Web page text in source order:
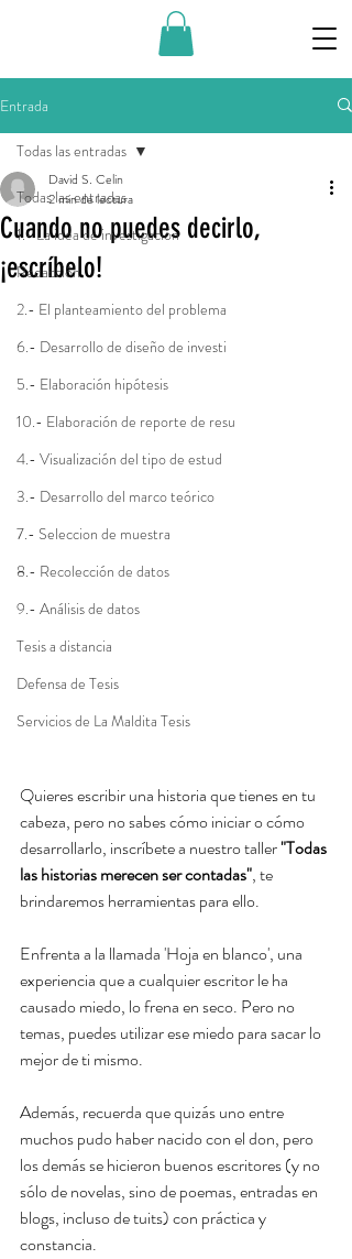
Entrada
Todas las entradas
1.- La idea de investigación
Redacción
2.- El planteamiento del problema
6.- Desarrollo de diseño de investi
5.- Elaboración hipótesis
10.- Elaboración de reporte de resu
4.- Visualización del tipo de estud
3.- Desarrollo del marco teórico
7.- Seleccion de muestra
8.- Recolección de datos
9.- Análisis de datos
Tesis a distancia
Defensa de Tesis
Servicios de La Maldita Tesis
Todas las entradas
Cuando no puedes decirlo,
¡escríbelo!
David S. Celin
2 min de lectura
Quieres escribir una historia que tienes en tu
cabeza, pero no sabes cómo iniciar o cómo
desarrollarlo, inscríbete a nuestro taller "Todas
las historias merecen ser contadas", te
brindaremos herramientas para ello.
Enfrenta a la llamada 'Hoja en blanco', una
experiencia que a cualquier escritor le ha
causado miedo, lo frena en seco. Pero no
temas, puedes utilizar ese miedo para sacar lo
mejor de ti mismo.
Además, recuerda que quizás uno entre
muchos pudo haber nacido con el don, pero
los demás se hicieron buenos escritores (y no
sólo de novelas, sino de poemas, entradas en
blogs, incluso de tuits) con práctica y
constancia.